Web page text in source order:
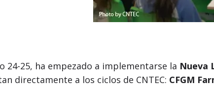
24-25, ha empezado a implementarse la Nueva
directamente a los ciclos de CNTEC: CFGM